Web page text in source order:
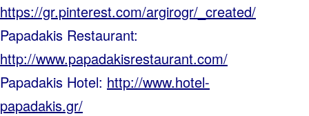
https://gr.pinterest.com/argirogr/_created/
Papadakis Restaurant:
http://www.papadakisrestaurant.com/
Papadakis Hotel: http://www.hotel-
papadakis.gr/